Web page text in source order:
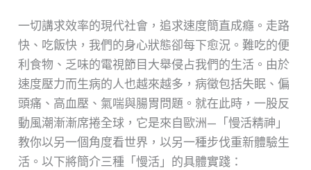
一切講求效率的現代社會，追求速度簡直成癮。走路
快、吃飯快，我們的身心狀態卻每下愈況。難吃的便
利食物、乏味的電視節目大舉侵占我們的生活。由於
速度壓力而生病的人也越來越多，病徵包括失眠、偏
頭痛、高血壓、氣喘與腸胃問題。就在此時，一股反
動風潮漸漸席捲全球，它是來自歐洲—「慢活精神」
教你以另一個角度看世界，以另一種步伐重新體驗生
活。以下將簡介三種「慢活」的具體實踐：